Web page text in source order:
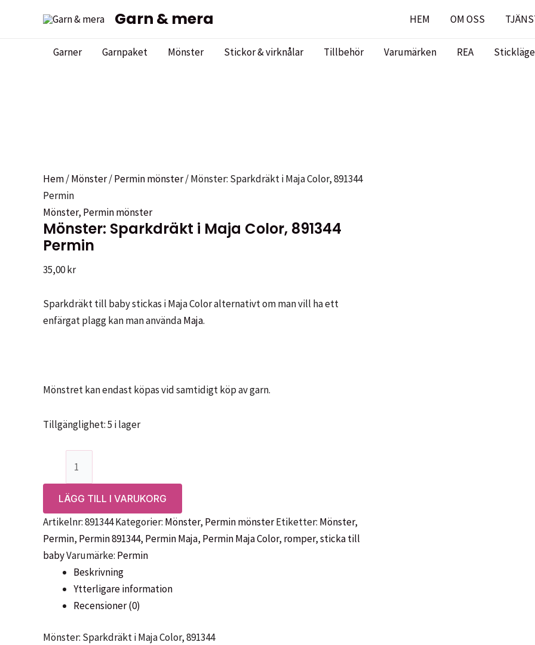
Garn & mera HEM OM OSS
Garner Garnpaket Mönster Stickor & virknålar Tillbehör Varumärken REA
Hem/Mönster/Permin mönster/ Mönster: Sparkdräkt i Maja Color, 891344
Permin
Mönster, Permin mönster
Mönster: Sparkdräkt i Maja Color, 891344
Permin
35,00kr
Sparkdräkt till baby stickas i Maja Color alternativt om man vill ha ett
enfärgat plagg kan man användaMaja.
Mönstret kan endast köpas vid samtidigt köp av garn.
Tillgänglighet:5 i lager
Sparkdräkt
Color,
891344
Permin
mängd
LÄGG TILL I VARUKORG
Artikelnr:891344Kategorier: Mönster, Permin mönsterEtiketter: Mönster,
Permin, Permin 891344, Permin Maja, Permin Maja Color, romper,sticka till
babyVarumärke: Permin
Beskrivning
Ytterligare information
Recensioner (0)
Mönster: Sparkdräkt i Maja Color, 891344